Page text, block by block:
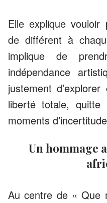
Elle explique vouloir
de différent à
implique de
indépendance
justement
liberté totale,
moments
Un hommage aux femmes nord-
Au centre de « Que